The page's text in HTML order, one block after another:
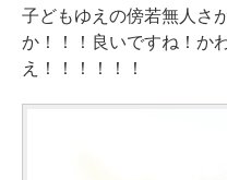
子どもゆえの傍若無人さ
か！！！良いですね！か
え！！！！！！